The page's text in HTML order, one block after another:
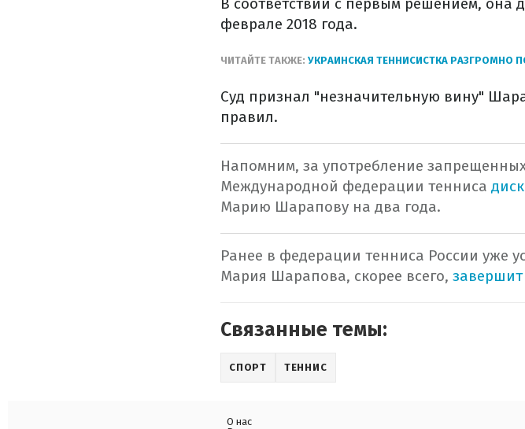
феврале 2018 года.
ЧИТАЙТЕ ТАКЖЕ: УКРАИНСКАЯ ТЕННИСИСТКА РАЗГРОМНО
Суд признал "незначительную вину"
правил.
Напомним, за употребление
Международной федерации тенниса
Марию Шарапову на два года.
Ранее в федерации тенниса России уже
Мария Шарапова, скорее всего, завершит
Связанные темы:
СПОРТ ТЕННИС
О нас